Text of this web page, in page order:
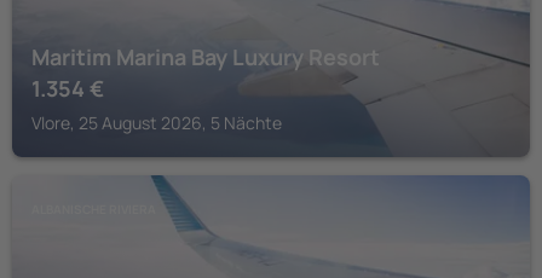
Maritim Marina Bay Luxury Resort
1.354 €
Vlore, 25 August 2026, 5 Nächte